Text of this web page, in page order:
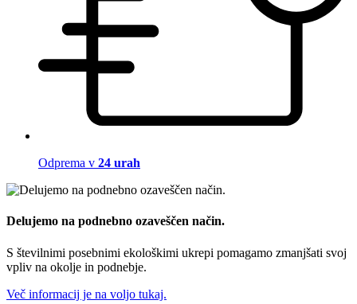
Odprema v 24 urah
Delujemo na podnebno ozaveščen način.
S številnimi posebnimi ekološkimi ukrepi pomagamo zmanjšati svoj
vpliv na okolje in podnebje.
Več informacij je na voljo tukaj.